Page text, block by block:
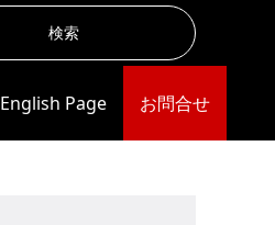
English Page お問合せ